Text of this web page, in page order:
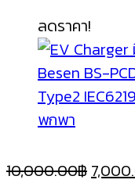
ลดราคา!
10,000.00฿